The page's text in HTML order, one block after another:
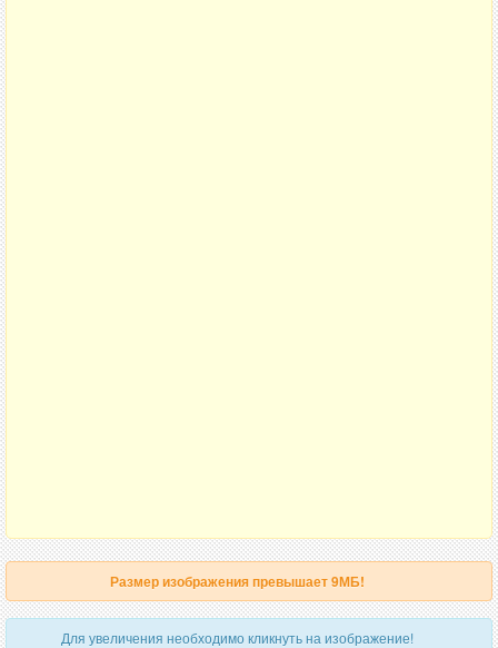
Размер изображения превышает 9МБ!
Для увеличения необходимо кликнуть на изображение!